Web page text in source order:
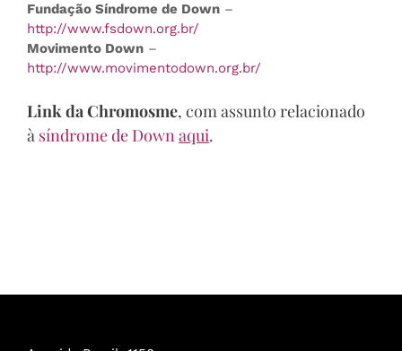
Fundação Síndrome de Down –
http://www.fsdown.org.br/
Movimento Down –
http://www.movimentodown.org.br/
Link da Chromosme, com assunto relacionado
à síndrome de Downaqui.